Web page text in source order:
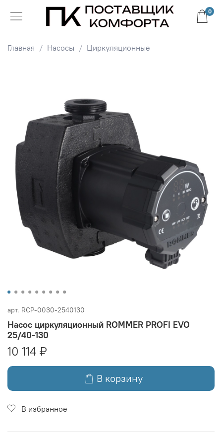
0
Главная Насосы Циркуляционные
арт. RCP-0030-2540130
Насос циркуляционный ROMMER PROFI EVO
25/40-130
10 114 ₽
В корзину
В избранное